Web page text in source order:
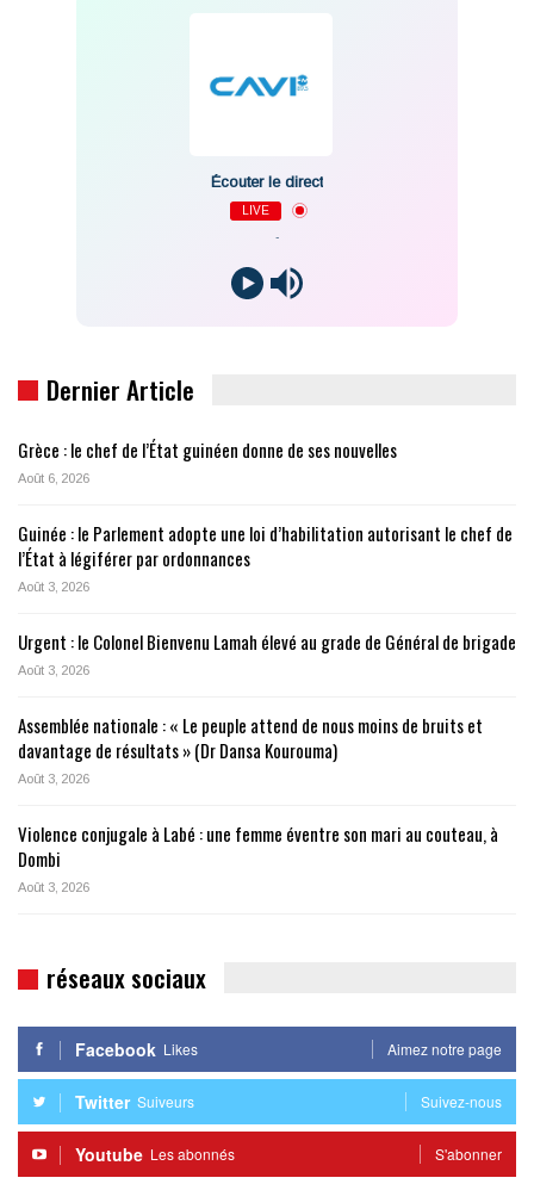
Écouter le direct
LIVE
Dernier Article
Grèce : le chef de l’État guinéen donne de ses nouvelles
Août 6, 2026
Guinée : le Parlement adopte une loi d’habilitation autorisant le chef de
l’État à légiférer par ordonnances
Août 3, 2026
Urgent : le Colonel Bienvenu Lamah élevé au grade de Général de brigade
Août 3, 2026
Assemblée nationale : « Le peuple attend de nous moins de bruits et
davantage de résultats » (Dr Dansa Kourouma)
Août 3, 2026
Violence conjugale à Labé : une femme éventre son mari au couteau, à
Dombi
Août 3, 2026
réseaux sociaux
Facebook Likes Aimez notre page
Twitter Suiveurs Suivez-nous
Youtube Les abonnés S'abonner